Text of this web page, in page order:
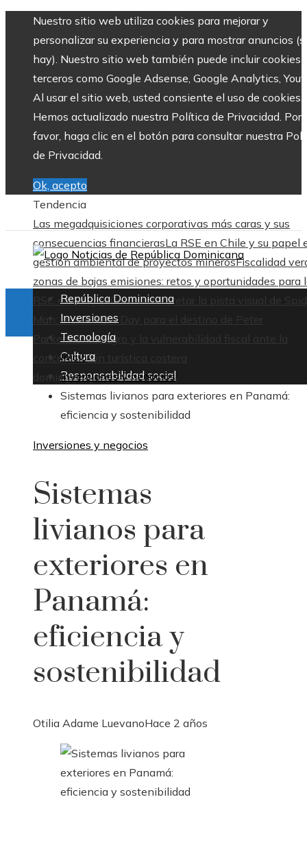
Nuestro sitio web utiliza cookies para mejorar y
personalizar su experiencia y para mostrar anuncios
hay). Nuestro sitio web también puede incluir cookies
terceros como Google Adsense, Google Analytics,
Al usar el sitio web, usted consiente el uso de cookies.
Hemos actualizado nuestra Política de Privacidad. Por
favor, haga clic en el botón para consultar nuestra
de Privacidad.
Ok, acepto
Tendencia
Las megadquisiciones corporativas más caras y sus
consecuencias financierasLa RSE en Chile y su papel
gestión ambiental de proyectos minerosFiscalidad
zonas de bajas emisiones: retos y oportunidades para
RSC en BélgicaCómo interpretar la pista visual de
Man: Brand New Day para el destino de Peter
ParkerMontenegro y la vulnerabilidad fiscal ante la
concentración turística costera
domingo, agosto 9
República Dominicana
Inversiones
Tecnología
Cultura
Responsabilidad social
Inicio
Inversiones y negocios
Sistemas livianos para exteriores en Panamá:
eficiencia y sostenibilidad
Inversiones y negocios
Sistemas
livianos para
exteriores en
Panamá:
eficiencia y
sostenibilidad
Otilia Adame LuevanoHace 2 años